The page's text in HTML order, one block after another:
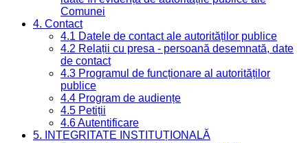
Comunei
4. Contact
4.1 Datele de contact ale autorităților publice
4.2 Relații cu presa - persoană desemnată, date
de contact
4.3 Programul de funcționare al autorităților
publice
4.4 Program de audiențe
4.5 Petiții
4.6 Autentificare
5. INTEGRITATE INSTITUȚIONALĂ